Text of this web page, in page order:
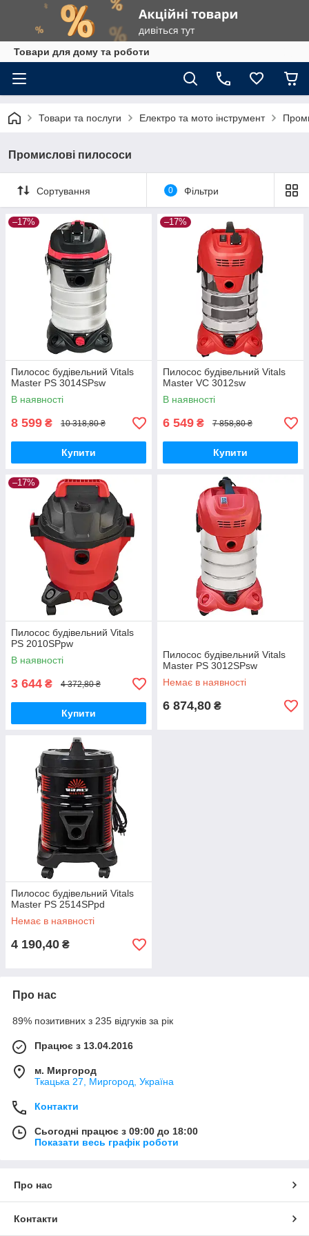
Товари для дому та роботи
Товари та послуги Електро та мото інструмент
Промислові пилососи
Сортування 0 Фільтри
–17%
Пилосос будівельний Vitals
Master PS 3014SPsw
В наявності
8 599 ₴ 10 318,80 ₴
Купити
–17%
Пилосос будівельний Vitals
Master VC 3012sw
В наявності
6 549 ₴ 7 858,80 ₴
Купити
–17%
Пилосос будівельний Vitals
PS 2010SPpw
В наявності
3 644 ₴ 4 372,80 ₴
Купити
Пилосос будівельний Vitals
Master PS 3012SPsw
Немає в наявності
6 874,80 ₴
Пилосос будівельний Vitals
Master PS 2514SPpd
Немає в наявності
4 190,40 ₴
Про нас
89% позитивних з 235 відгуків за рік
Працює з 13.04.2016
м. Миргород
Ткацька 27, Миргород, Україна
Контакти
Сьогодні працює з 09:00 до 18:00
Показати весь графік роботи
Про нас
Контакти